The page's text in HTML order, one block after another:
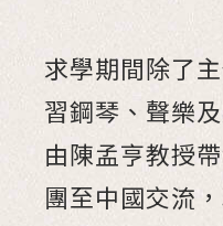
求學期間除了
習鋼琴、聲樂
由陳孟亨教授
團至中國交流